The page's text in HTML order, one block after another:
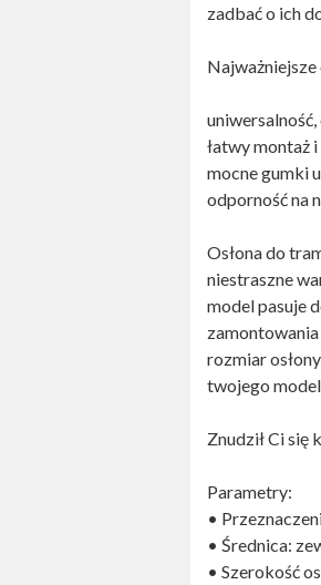
zadbać o ich
Najważniejsze
łatwy montaż
mocne gumki
odporność na
Osłona do
niestraszne
model pasuje
rozmiar
twojego
Znudził Ci się
Parametry:
•
• Średnica:
• Szerokość